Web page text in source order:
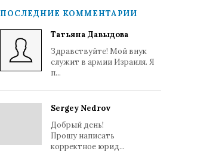
ПОСЛЕДНИЕ КОММЕНТАРИИ
Татьяна Давыдова
Здравствуйте! Мой внук
служит в армии Израиля. Я
п...
Sergey Nedrov
Добрый день!
Прошу написать
корректное юрид...